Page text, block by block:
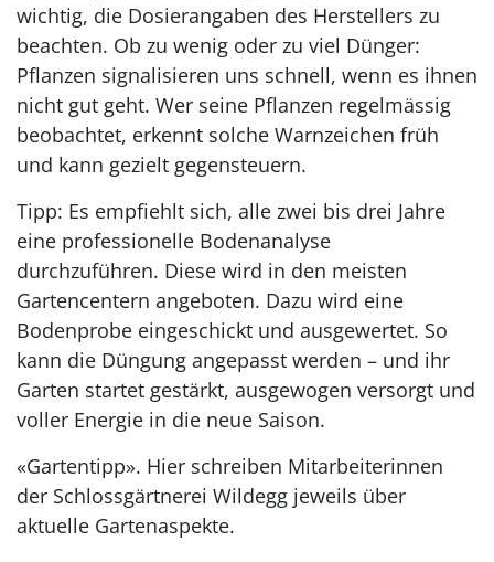
wichtig, die Dosierangaben des Herstellers zu
beachten. Ob zu wenig oder zu viel Dünger:
Pflanzen signalisieren uns schnell, wenn es ihnen
nicht gut geht. Wer seine Pflanzen regelmässig
beobachtet, erkennt solche Warnzeichen früh
und kann gezielt gegensteuern.
Tipp: Es empfiehlt sich, alle zwei bis drei Jahre
eine professionelle Bodenanalyse
durchzuführen. Diese wird in den meisten
Gartencentern angeboten. Dazu wird eine
Bodenprobe eingeschickt und ausgewertet. So
kann die Düngung angepasst werden – und ihr
Garten startet gestärkt, ausgewogen versorgt und
voller Energie in die neue Saison.
«Gartentipp». Hier schreiben Mitarbeiterinnen
der Schlossgärtnerei Wildegg jeweils über
aktuelle Gartenaspekte.